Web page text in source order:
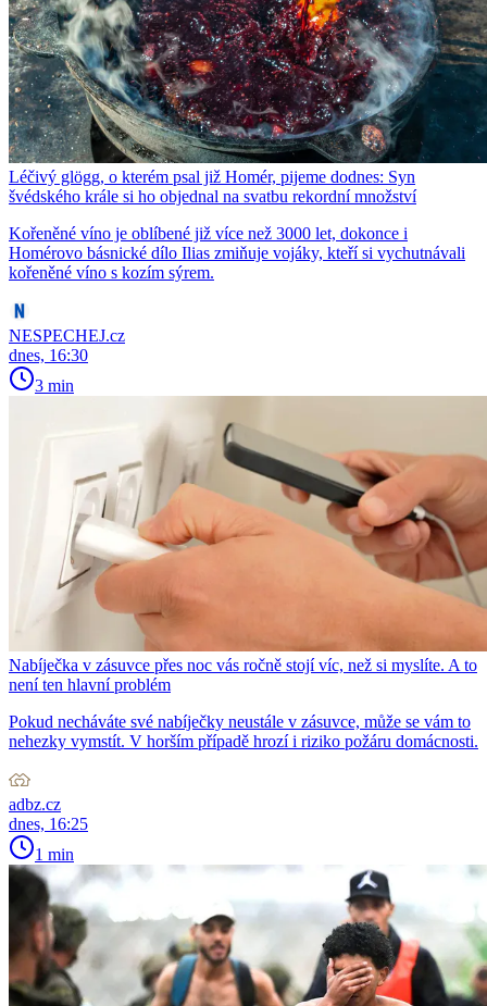
Léčivý glögg, o kterém psal již Homér, pijeme dodnes: Syn
švédského krále si ho objednal na svatbu rekordní množství
Kořeněné víno je oblíbené již více než 3000 let, dokonce i
Homérovo básnické dílo Ilias zmiňuje vojáky, kteří si vychutnávali
kořeněné víno s kozím sýrem.
NESPECHEJ.cz
dnes, 16:30
3 min
Nabíječka v zásuvce přes noc vás ročně stojí víc, než si myslíte. A to
není ten hlavní problém
Pokud necháváte své nabíječky neustále v zásuvce, může se vám to
nehezky vymstít. V horším případě hrozí i riziko požáru domácnosti.
adbz.cz
dnes, 16:25
1 min